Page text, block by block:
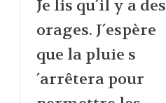
Je lis qu´il y a des
orages. J´espère
que la pluie s
´arrêtera pour